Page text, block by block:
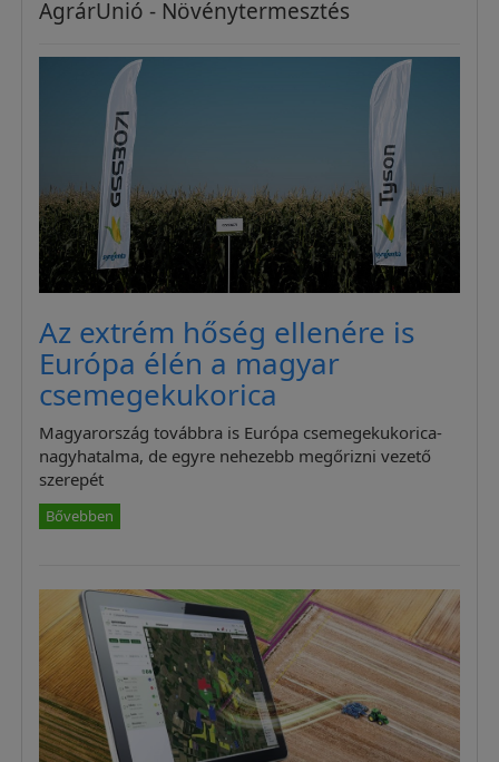
AgrárUnió - Növénytermesztés
Az extrém hőség ellenére is
Európa élén a magyar
csemegekukorica
Magyarország továbbra is Európa csemegekukorica-
nagyhatalma, de egyre nehezebb megőrizni vezető
szerepét
Bővebben